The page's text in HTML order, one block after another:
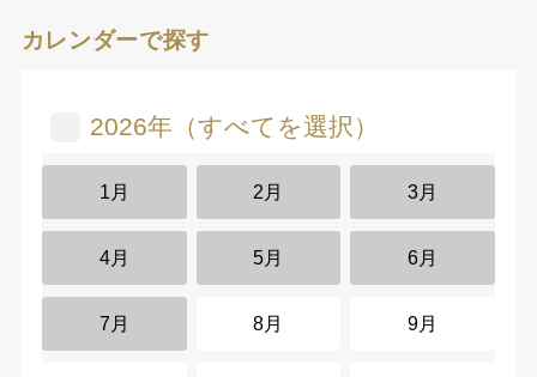
カレンダーで探す
2026年（すべてを選択）
1月 2月 3月
4月 5月 6月
7月 8月 9月